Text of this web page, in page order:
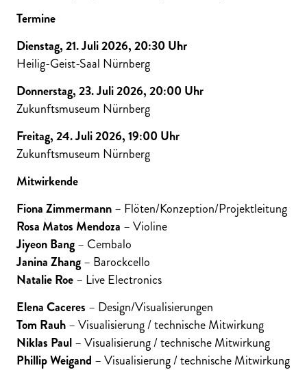
Termine
Dienstag, 21. Juli 2026, 20:30 Uhr
Heilig-Geist-Saal Nürnberg
Donnerstag, 23. Juli 2026, 20:00 Uhr
Zukunftsmuseum Nürnberg
Freitag, 24. Juli 2026, 19:00 Uhr
Zukunftsmuseum Nürnberg
Mitwirkende
Fiona Zimmermann– Flöten/Konzeption/Projektleitung
Rosa Matos Mendoza – Violine
Jiyeon Bang– Cembalo
Janina Zhang– Barockcello
Natalie Roe– Live Electronics
Elena Caceres – Design/Visualisierungen
Tom Rauh– Visualisierung / technische Mitwirkung
Niklas Paul– Visualisierung / technische Mitwirkung
Phillip Weigand – Visualisierung / technische Mitwirkung